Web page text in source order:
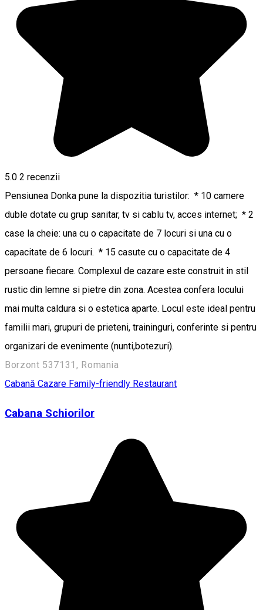
5.0 2 recenzii
Pensiunea Donka pune la dispozitia turistilor: * 10 camere
duble dotate cu grup sanitar, tv si cablu tv, acces internet; * 2
case la cheie: una cu o capacitate de 7 locuri si una cu o
capacitate de 6 locuri. * 15 casute cu o capacitate de 4
persoane fiecare. Complexul de cazare este construit in stil
rustic din lemne si pietre din zona. Acestea confera locului
mai multa caldura si o estetica aparte. Locul este ideal pentru
familii mari, grupuri de prieteni, traininguri, conferinte si pentru
organizari de evenimente (nunti,botezuri).
Borzont 537131, Romania
Cabană Cazare Family-friendly Restaurant
Cabana Schiorilor